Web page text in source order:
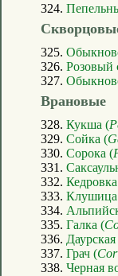
324.
325.
326. Розовый
327.
Врановые
328. Кукша (
329. Сойка (
330. Сорока (
331.
332.
333.
334.
335. Галка (
336.
337. Грач (
338. Черная